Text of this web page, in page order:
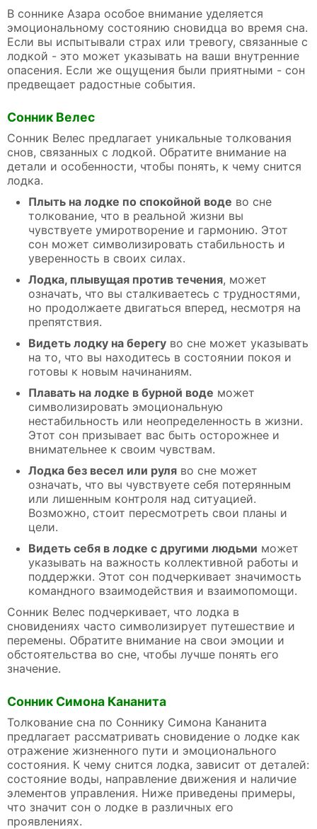
В соннике Азара особое внимание уделяется
эмоциональному состоянию сновидца во время сна.
Если вы испытывали страх или тревогу, связанные с
лодкой - это может указывать на ваши внутренние
опасения. Если же ощущения были приятными - сон
предвещает радостные события.
Сонник Велес
Сонник Велес предлагает уникальные толкования
снов, связанных с лодкой. Обратите внимание на
детали и особенности, чтобы понять, к чему снится
лодка.
Плыть на лодке по спокойной воде во сне
толкование, что в реальной жизни вы
чувствуете умиротворение и гармонию. Этот
сон может символизировать стабильность и
уверенность в своих силах.
Лодка, плывущая против течения, может
означать, что вы сталкиваетесь с трудностями,
но продолжаете двигаться вперед, несмотря на
препятствия.
Видеть лодку на берегу во сне может указывать
на то, что вы находитесь в состоянии покоя и
готовы к новым начинаниям.
Плавать на лодке в бурной воде может
символизировать эмоциональную
нестабильность или неопределенность в жизни.
Этот сон призывает вас быть осторожнее и
внимательнее к своим чувствам.
Лодка без весел или руля во сне может
означать, что вы чувствуете себя потерянным
или лишенным контроля над ситуацией.
Возможно, стоит пересмотреть свои планы и
цели.
Видеть себя в лодке с другими людьми может
указывать на важность коллективной работы и
поддержки. Этот сон подчеркивает значимость
командного взаимодействия и взаимопомощи.
Сонник Велес подчеркивает, что лодка в
сновидениях часто символизирует путешествие и
перемены. Обратите внимание на свои эмоции и
обстоятельства во сне, чтобы лучше понять его
значение.
Сонник Симона Кананита
Толкование сна по Соннику Симона Кананита
предлагает рассматривать сновидение о лодке как
отражение жизненного пути и эмоционального
состояния. К чему снится лодка, зависит от деталей:
состояние воды, направление движения и наличие
элементов управления. Ниже приведены примеры,
что значит сон о лодке в различных его
проявлениях.